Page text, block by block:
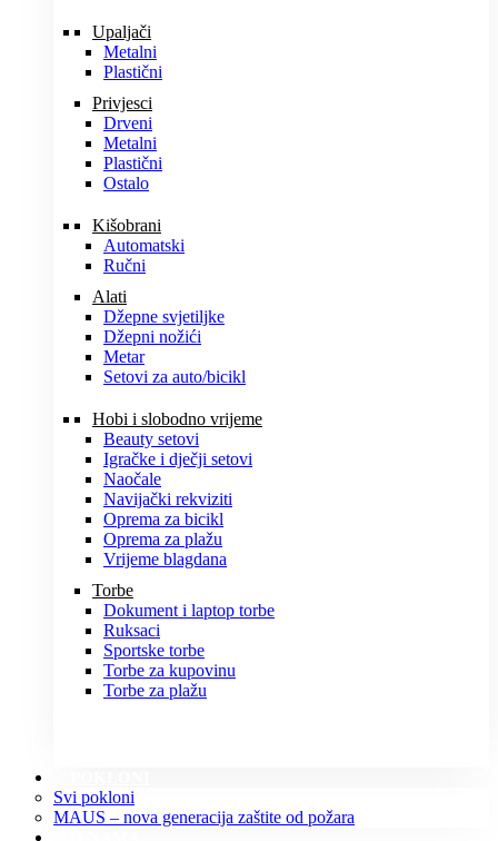
Upaljači
Metalni
Plastični
Privjesci
Drveni
Metalni
Plastični
Ostalo
Kišobrani
Automatski
Ručni
Alati
Džepne svjetiljke
Džepni nožići
Metar
Setovi za auto/bicikl
Hobi i slobodno vrijeme
Beauty setovi
Igračke i dječji setovi
Naočale
Navijački rekviziti
Oprema za bicikl
Oprema za plažu
Vrijeme blagdana
Torbe
Dokument i laptop torbe
Ruksaci
Sportske torbe
Torbe za kupovinu
Torbe za plažu
Svi pokloni
MAUS – nova generacija zaštite od požara